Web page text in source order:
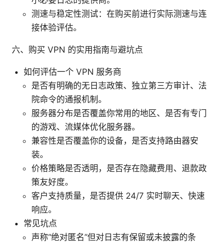
测速与稳定性测试：在购买前进行实际测速与连
接体验评估。
六、购买 VPN 的实用指南与避坑点
如何评估一个 VPN 服务商
是否有明确的无日志政策、独立第三方审计、法
院命令的通报机制。
服务器分布是否覆盖你常用的地区、是否有专门
的游戏、流媒体优化服务器。
兼容性是否覆盖你的设备，是否支持路由器安
装。
价格策略是否透明，是否存在隐藏费用、退款政
策友好度。
客户支持质量，是否提供 24/7 实时聊天、快速
响应。
常见坑点
声称“绝对匿名”但对日志有保留或未披露的条